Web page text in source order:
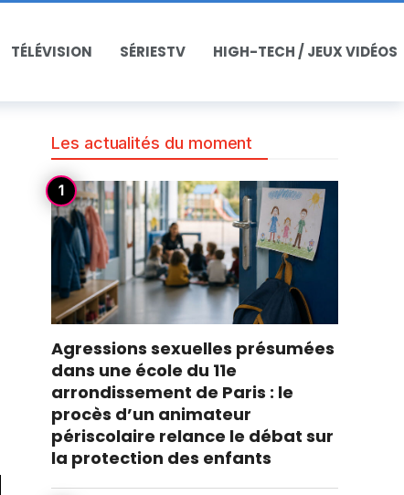
TÉLÉVISION SÉRIESTV HIGH-TECH / JEUX VIDÉOS
Les actualités du moment
Agressions sexuelles présumées
dans une école du 11e
arrondissement de Paris : le
procès d’un animateur
périscolaire relance le débat sur
la protection des enfants